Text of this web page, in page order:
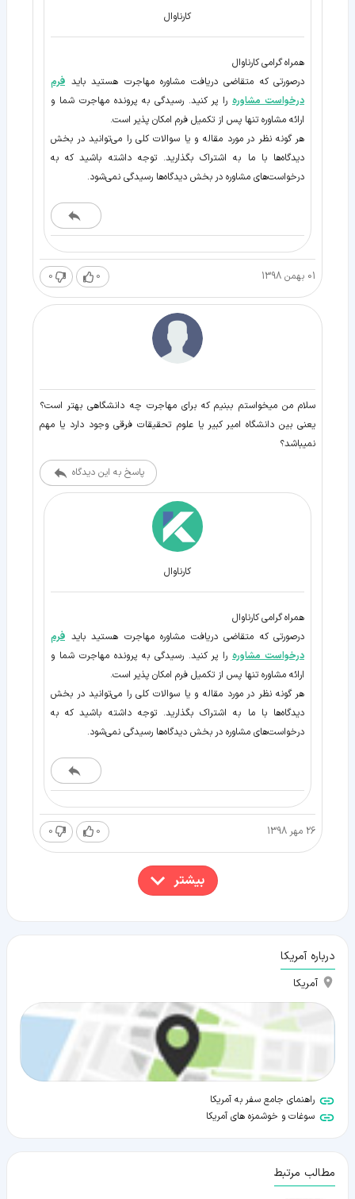
کارناوال
همراه گرامی کارناوال
درصورتی که متقاضی دریافت مشاوره مهاجرت هستید باید فرم
درخواست مشاوره را پر کنید. رسیدگی به پرونده مهاجرت شما و
ارائه مشاوره تنها پس از تکمیل فرم امکان پذیر است.
هر گونه نظر در مورد مقاله و یا سوالات کلی را می‌توانید در بخش
دیدگاه‌ها با ما به اشتراک بگذارید. توجه داشته باشید که به
درخواست‌های مشاوره در بخش دیدگاه‌ها رسیدگی نمی‌شود.
01 بهمن 1398 0
0
سلام من میخواستم ببنیم که برای مهاجرت چه دانشگاهی بهتر است؟
یعنی بین دانشگاه امیر کبیر یا علوم تحقیقات فرقی وجود دارد یا مهم
نمیباشد؟
پاسخ به این دیدگاه
کارناوال
همراه گرامی کارناوال
درصورتی که متقاضی دریافت مشاوره مهاجرت هستید باید فرم
درخواست مشاوره را پر کنید. رسیدگی به پرونده مهاجرت شما و
ارائه مشاوره تنها پس از تکمیل فرم امکان پذیر است.
هر گونه نظر در مورد مقاله و یا سوالات کلی را می‌توانید در بخش
دیدگاه‌ها با ما به اشتراک بگذارید. توجه داشته باشید که به
درخواست‌های مشاوره در بخش دیدگاه‌ها رسیدگی نمی‌شود.
26 مهر 1398 0
0
بیشتر
درباره آمریکا
آمریکا
راهنمای جامع سفر به آمریکا
سوغات و خوشمزه های آمریکا
مطالب مرتبط